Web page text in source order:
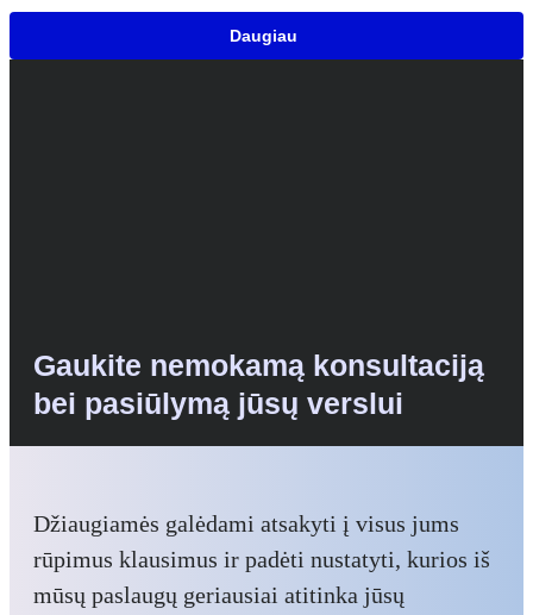
Daugiau
Gaukite nemokamą konsultaciją
bei pasiūlymą jūsų verslui
Džiaugiamės galėdami atsakyti į visus jums
rūpimus klausimus ir padėti nustatyti, kurios iš
mūsų paslaugų geriausiai atitinka jūsų